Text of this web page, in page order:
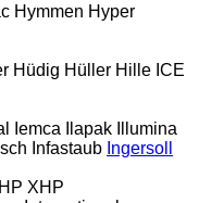
Hymmen Hyper
Hüdig Hüller Hille ICE
Iemca Ilapak
Illumina
Infastaub Ingersoll
XHP